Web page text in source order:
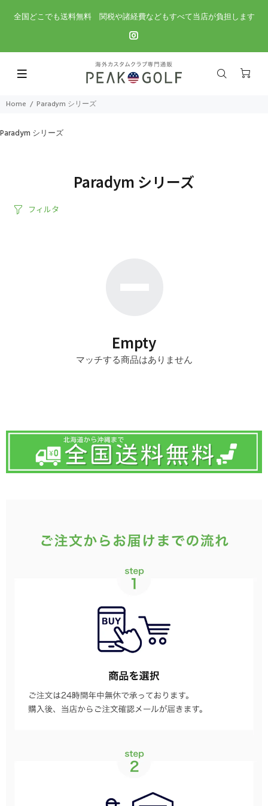
全国どこでも送料無料 関税や諸経費などもすべて当店が負担します
Home Paradym シリーズ
Paradym シリーズ
Paradym シリーズ
フィルタ
Empty
マッチする商品はありません